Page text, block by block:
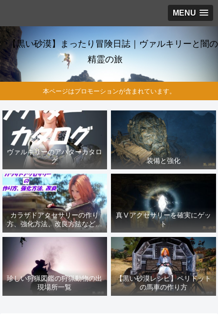
MENU
【黒い砂漠】まったり冒険日誌｜ヴァルキリーと闇の
精霊の旅
本ページはプロモーションが含まれています。
ヴァルキリーのアバターカタロ
グ
装備と強化
カラザドアクセサリーの作り
方、強化方法、改良方法などま
とめ【黒い砂漠冒険日誌１４１
真Ⅴアクセサリーを確実にゲッ
ト
珍しい狩猟図鑑の狩猟動物の出
現場所一覧
【黒い砂漠レシピ】ペリドット
の馬車の作り方